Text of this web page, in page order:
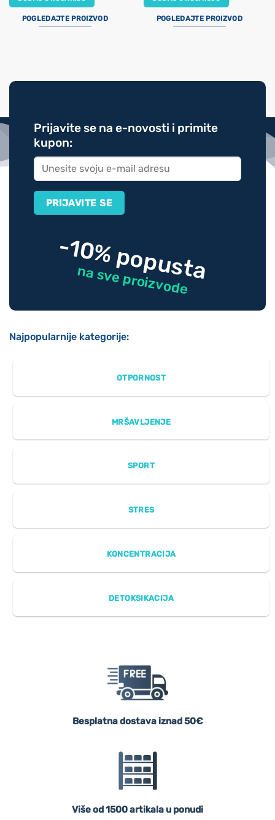
POGLEDAJTE PROIZVOD POGLEDAJTE PROIZVOD
Prijavite se na e-novosti i primite
kupon:
-10% popusta
na sve proizvode
Najpopularnije kategorije:
OTPORNOST
MRŠAVLJENJE
SPORT
STRES
KONCENTRACIJA
DETOKSIKACIJA
Besplatna dostava iznad 50€
Više od 1500 artikala u ponudi